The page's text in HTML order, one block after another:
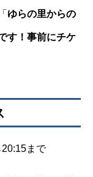
ゆらの里からの
す！事前にチケ
まで